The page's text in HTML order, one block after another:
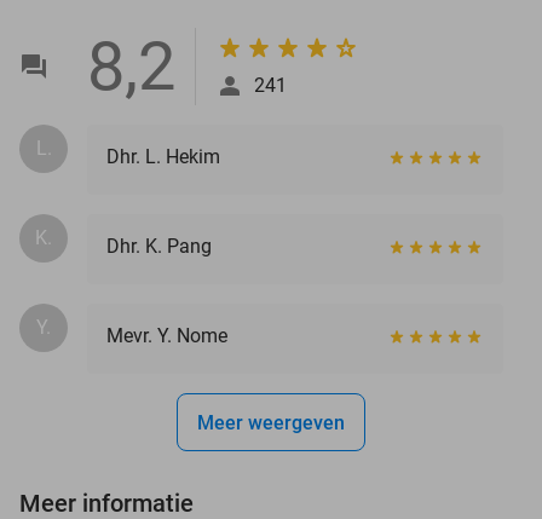
8,2 241
L. Dhr. L. Hekim
K. Dhr. K. Pang
Y. Mevr. Y. Nome
Meer weergeven
Meer informatie